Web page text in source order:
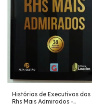
Histórias de Executivos dos
Rhs Mais Admirados -